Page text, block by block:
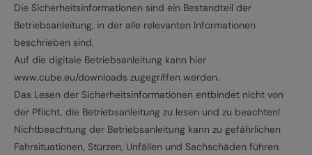
Die Sicherheitsinformationen sind ein Bestandteil der
Betriebsanleitung, in der alle relevanten Informationen
beschrieben sind.
Auf die digitale Betriebsanleitung kann hier
www.cube.eu/downloads zugegriffen werden.
Das Lesen der Sicherheitsinformationen entbindet nicht von
der Pflicht, die Betriebsanleitung zu lesen und zu beachten!
Nichtbeachtung der Betriebsanleitung kann zu gefährlichen
Fahrsituationen, Stürzen, Unfällen und Sachschäden führen.